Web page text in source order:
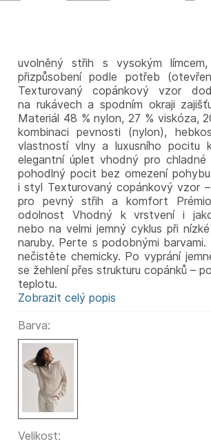
Dámský svetr Varley Camello
a strukturu klasického copánkového
chladnější dny i vrstvení. Tento
styl, pohodlí a univerzální kousek
uvolněný střih s vysokým
přizpůsobení podle potřeb
Texturovaný copánkový vzor
na rukávech a spodním okraji
Materiál 48 % nylon, 27 % viskóza,
kombinaci pevnosti (nylon),
vlastností vlny a luxusního pocitu
elegantní úplet vhodný pro
pohodlný pocit bez omezení
i styl Texturovaný copánkový vzor
pro pevný střih a komfort
odolnost Vhodný k vrstvení i
nebo na velmi jemný cyklus při
naruby. Perte s podobnými
nečistěte chemicky. Po vyprání
se žehlení přes strukturu copánků –
teplotu.
Zobrazit celý popis
Barva:
Velikost: